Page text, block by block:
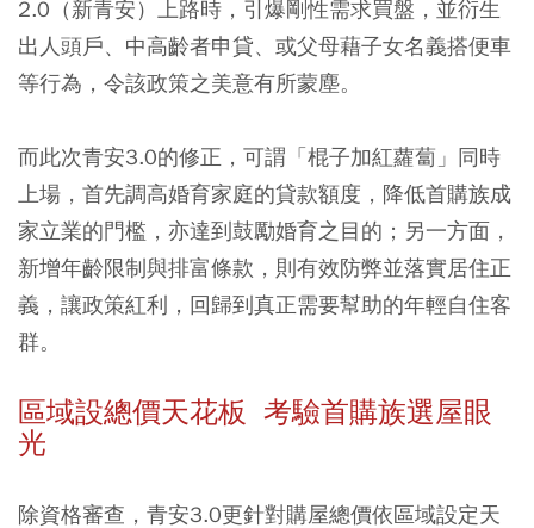
2.0（新青安）上路時，引爆剛性需求買盤，並衍生
出人頭戶、中高齡者申貸、或父母藉子女名義搭便車
等行為，令該政策之美意有所蒙塵。
而此次青安3.0的修正，可謂「棍子加紅蘿蔔」同時
上場，首先調高婚育家庭的貸款額度，降低首購族成
家立業的門檻，亦達到鼓勵婚育之目的；另一方面，
新增年齡限制與排富條款，則有效防弊並落實居住正
義，讓政策紅利，回歸到真正需要幫助的年輕自住客
群。
區域設總價天花板 考驗首購族選屋眼
光
除資格審查，青安3.0更針對購屋總價依區域設定天